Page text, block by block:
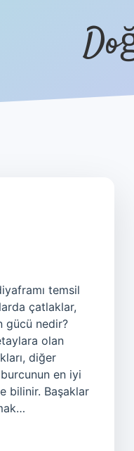
temsil
çatlaklar,
gücü nedir?
olan
diğer
en iyi
bilinir. Başaklar